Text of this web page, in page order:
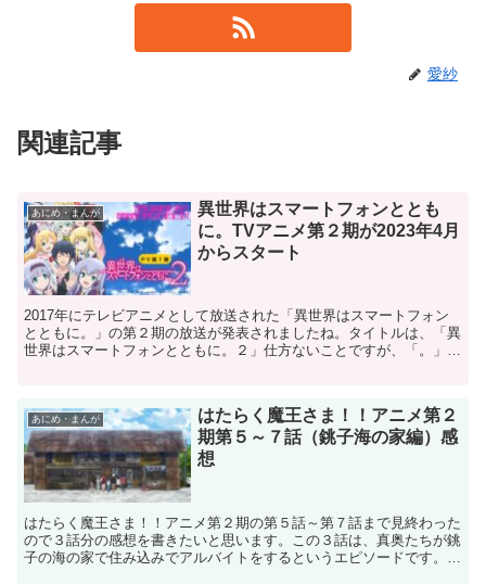
愛紗
関連記事
あにめ・まんが
異世界はスマートフォンととも
に。TVアニメ第２期が2023年4月
からスタート
2017年にテレビアニメとして放送された「異世界はスマートフォン
とともに。」の第２期の放送が発表されましたね。タイトルは、「異
世界はスマートフォンとともに。２」仕方ないことですが、「。」の
あにめ・まんが
はたらく魔王さま！！アニメ第２
期第５～７話（銚子海の家編）感
想
はたらく魔王さま！！アニメ第２期の第５話～第７話まで見終わった
ので３話分の感想を書きたいと思います。この３話は、真奥たちが銚
子の海の家で住み込みでアルバイトをするというエピソードです。こ